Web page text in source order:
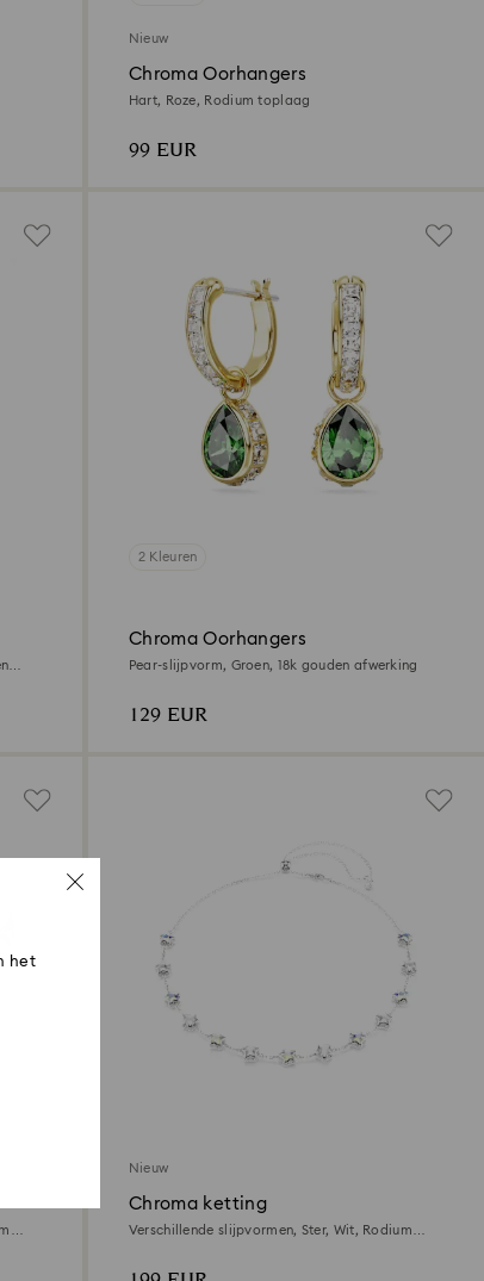
Nieuw
Chroma Oorhangers
Hart, Roze, Rodium toplaag
99 EUR
2 Kleuren
Chroma Oorhangers
Pear-slijpvorm, Groen, ‎18k gouden afwerking
129 EUR
Nieuw
Chroma ketting
Verschillende slijpvormen, Ster, Wit, Rodium
het